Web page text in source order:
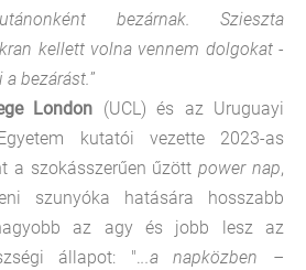
bezárnak. Szieszta
kellett volna vennem dolgokat -
bezárást.”
London (UCL) és az Uruguayi
kutatói vezette 2023-as
a szokásszerűen űzöttpower nap,
szunyóka hatására hosszabb
az agy és jobb lesz az
állapot: "...a napközben –